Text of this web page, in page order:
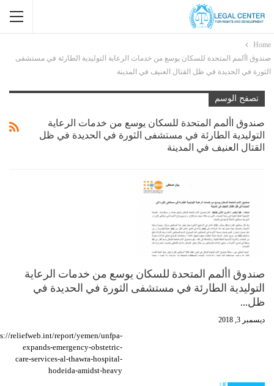
Home
صندوق األمم المتحدة للسكان يوسع من خدمات الرعاية التوليدية الطارئة في مستشفى
الثورة في الحديدة في ظل القتال العنيف في المدينة
تصفح الوسم
صندوق األمم المتحدة للسكان يوسع من خدمات الرعاية
التوليدية الطارئة في مستشفى الثورة في الحديدة في ظل
القتال العنيف في المدينة
صندوق األمم المتحدة للسكان يوسع من خدمات الرعاية
التوليدية الطارئة في مستشفى الثورة في الحديدة في
ظل…
ديسمبر 3, 2018
reliefweb.int/report/yemen/unfpa-
expands-emergency-obstetric-
care-services-al-thawra-hospital-
hodeida-amidst-heavy